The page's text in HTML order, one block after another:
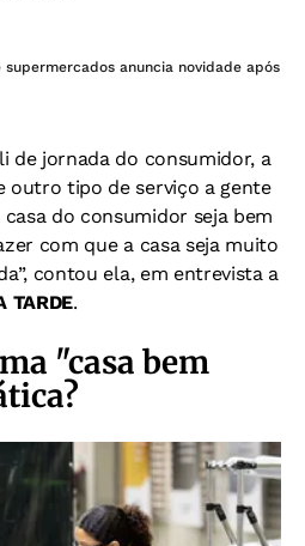
supermercados anuncia novidade após
de jornada do consumidor, a
outro tipo de serviço a gente
do consumidor seja bem
com que a casa seja muito
contou ela, em entrevista a
TARDE.
"casa bem